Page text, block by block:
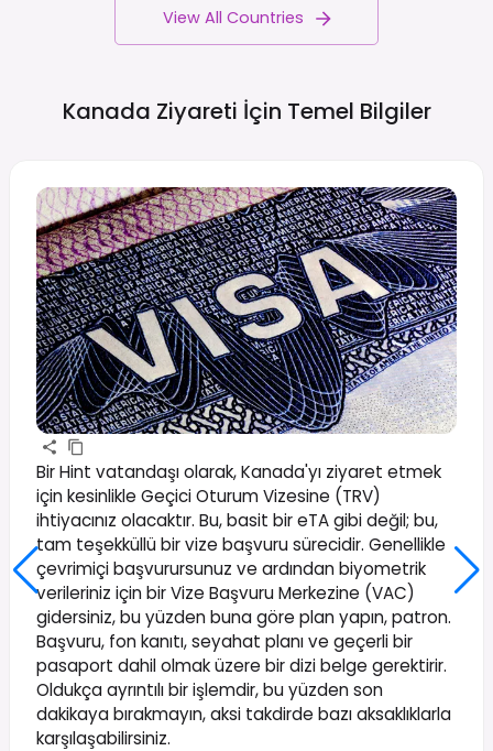
View All Countries
Kanada Ziyareti İçin Temel Bilgiler
Bir Hint vatandaşı olarak, Kanada'yı ziyaret etmek
için kesinlikle Geçici Oturum Vizesine (TRV)
ihtiyacınız olacaktır. Bu, basit bir eTA gibi değil; bu,
tam teşekküllü bir vize başvuru sürecidir. Genellikle
çevrimiçi başvurursunuz ve ardından biyometrik
verileriniz için bir Vize Başvuru Merkezine (VAC)
gidersiniz, bu yüzden buna göre plan yapın, patron.
Başvuru, fon kanıtı, seyahat planı ve geçerli bir
pasaport dahil olmak üzere bir dizi belge gerektirir.
Oldukça ayrıntılı bir işlemdir, bu yüzden son
dakikaya bırakmayın, aksi takdirde bazı aksaklıklarla
karşılaşabilirsiniz.